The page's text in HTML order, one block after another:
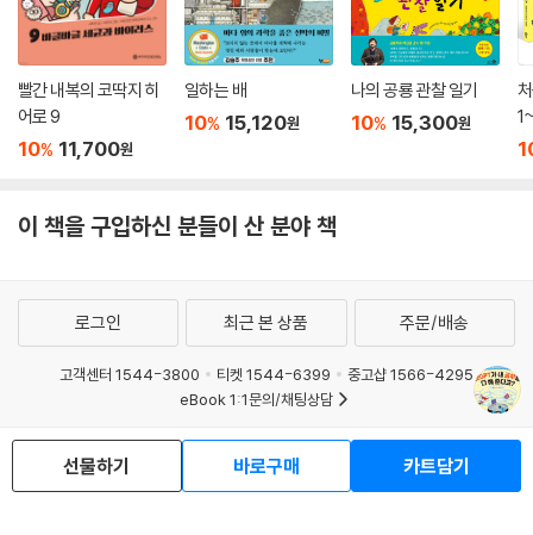
이 책은 어린이들이 챗GPT와 생성형 인공 지능을 알기 쉽게 쓴 책이에요.
챗GPT를 써 보고 싶지만, 어떻게 사용해야 하는지 모르는 어린이들, 부모
님과 선생님께 물었지만, 속 시원한 답을 듣기 어려웠던 친구들, 또 마땅히
물어볼 곳 없는 어린이들에게 도움이 될 거예요. 챗GPT가 무엇인지, 챗G
PT를 어떻게 활용하는지, 챗GPT가 세상을 어떻게 바꿀지, 챗GPT를 사
용할 때 주의할 점에 대해 알아 가다 보면 생성형 인공 지능이 무엇인지, 생
보면서 충분히 이해하고 활용할 수 있도록 썼어요. 하지만 친구들, 부모님,
선생님과 함께 읽고 달라지고 있는 세상에 관해 이야기하면 더 좋을 거예
(아이) 동화를 쓰고 싶어! 동화를 쓰려면 어떤 것을 가장 먼저 생각해야 하
(챗GPT) 동화를 쓰려면 가장 먼저 ‘주제’를 생각해 봐야 해요. 주제는 이
야기의 핵심 아이디어죠. 그다음 어떤 ‘주인공’이 나올지 골라야 해요. 그리
고 이 주인공이 어떤 재미있는 ‘모험’을 하거나, 어떤 ‘문제’를 해결하는지
상상해 봐요. 상상력을 마음껏 펼쳐 보세요!
빨간 내복의 코딱지 히
어로 9
10% 11,700원
일하는 배
10% 15,120원
나의 공룡 관찰 일기
10% 15,300원
이 책을 구입하신 분들이 산 분야 책
선물하기 바로구매 카트담기
로그인 최근 본 상품 주문/배송
고객센터 1544-3800 티켓 1544-6399
중고샵 1566-4295
eBook 1:1문의/채팅상담
개인정보처리방침
청소년보호정책
PC버전
회사소개
거래처관계자께